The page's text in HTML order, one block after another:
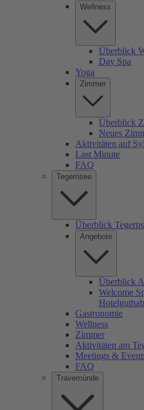
Wellness
Überblick
Day Spa
Yoga
Zimmer
Überblick
Neues
Aktivitäten auf
Last Minute
FAQ
Tegernsee
Überblick
Angebote
Überblick
Welcome
Gastronomie
Wellness
Zimmer
Aktivitäten am
Meetings &
FAQ
Travemünde